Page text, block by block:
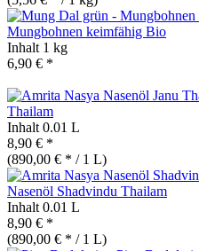
Mungbohnen keimfähig Bio
Inhalt 1 kg
6,90 € *
Thailam
Inhalt 0.01 L
8,90 € *
(890,00 € * / 1 L)
Nasenöl Shadvindu Thailam
Inhalt 0.01 L
8,90 € *
(890,00 € * / 1 L)